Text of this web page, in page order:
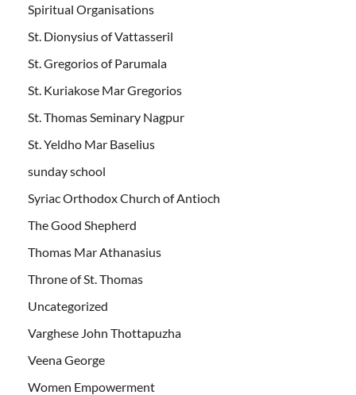
Spiritual Organisations
St. Dionysius of Vattasseril
St. Gregorios of Parumala
St. Kuriakose Mar Gregorios
St. Thomas Seminary Nagpur
St. Yeldho Mar Baselius
sunday school
Syriac Orthodox Church of Antioch
The Good Shepherd
Thomas Mar Athanasius
Throne of St. Thomas
Uncategorized
Varghese John Thottapuzha
Veena George
Women Empowerment